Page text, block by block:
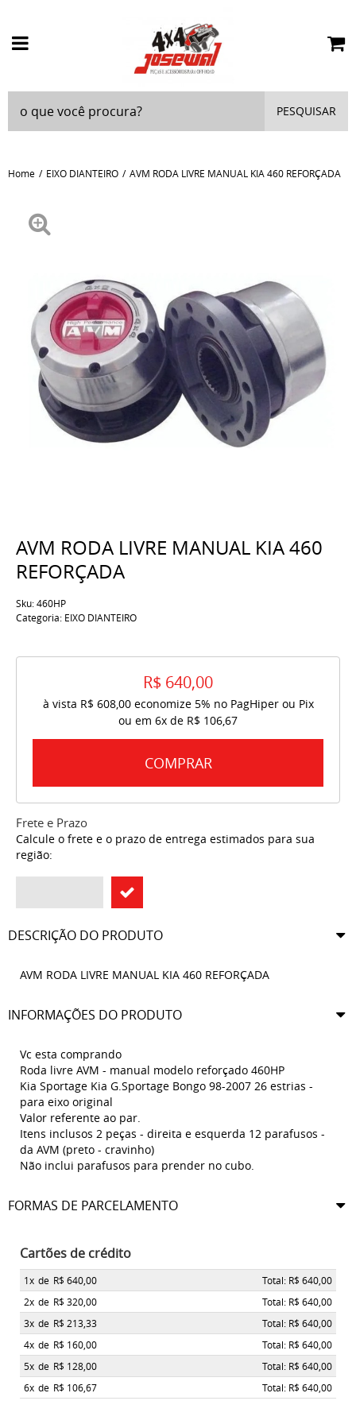
PESQUISAR
Home EIXO DIANTEIRO AVM RODA LIVRE MANUAL KIA 460 REFORÇADA
AVM RODA LIVRE MANUAL KIA 460
REFORÇADA
Sku:460HP
Categoria: EIXO DIANTEIRO
R$ 640,00
à vista R$ 608,00economize 5% no PagHiper ou Pix
ou em 6x de R$ 106,67
COMPRAR
Frete e Prazo
Calcule o frete e o prazo de entrega estimados para sua
região:
DESCRIÇÃO DO PRODUTO
AVM RODA LIVRE MANUAL KIA 460 REFORÇADA
INFORMAÇÕES DO PRODUTO
Vc esta comprando
Roda livre AVM - manual modelo reforçado 460HP
Kia Sportage Kia G.Sportage Bongo 98-2007 26 estrias -
para eixo original
Valor referente ao par.
Itens inclusos 2 peças - direita e esquerda 12 parafusos -
da AVM (preto - cravinho)
Não inclui parafusos para prender no cubo.
FORMAS DE PARCELAMENTO
Cartões de crédito
1x de R$ 640,00
Total: R$ 640,00
2x de R$ 320,00
Total: R$ 640,00
3x de R$ 213,33
Total: R$ 640,00
4x de R$ 160,00
Total: R$ 640,00
5x de R$ 128,00
Total: R$ 640,00
6x de R$ 106,67 Total: R$ 640,00